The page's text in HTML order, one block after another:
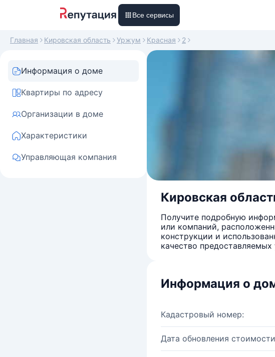
Все сервисы
Главная Кировская область Уржум Красная 2
Информация о доме
Квартиры по адресу
Организации в доме
Характеристики
Управляющая компания
Кировская
Получите подробную
или компаний,
конструкции и
качество предоставляемых
Информация о
Кадастровый номер:
Дата обновления